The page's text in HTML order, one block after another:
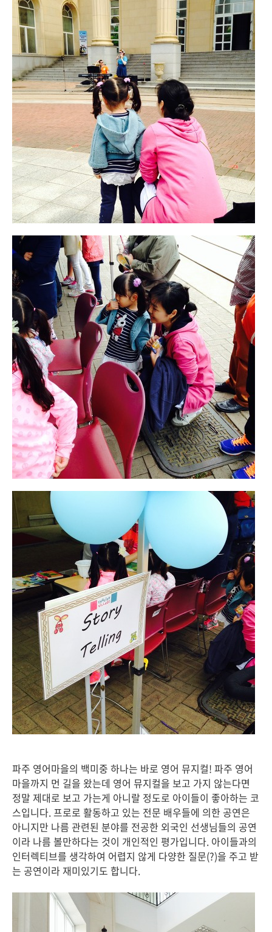
파주 영어마을의 백미중 하나는 바로 영어 뮤지컬! 파주 영어
마을까지 먼 길을 왔는데 영어 뮤지컬을 보고 가지 않는다면
정말 제대로 보고 가는게 아니랄 정도로 아이들이 좋아하는 코
스입니다. 프로로 활동하고 있는 전문 배우들에 의한 공연은
아니지만 나름 관련된 분야를 전공한 외국인 선생님들의 공연
이라 나름 볼만하다는 것이 개인적인 평가입니다. 아이들과의
인터렉티브를 생각하여 어렵지 않게 다양한 질문(?)을 주고 받
는 공연이라 재미있기도 합니다.